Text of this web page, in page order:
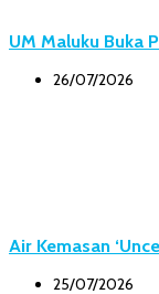
UM Maluku Buka
26/07/2026
Air Kemasan
25/07/2026